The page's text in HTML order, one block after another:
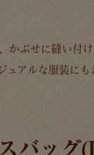
かぶせに縫い付
アルな服装にも
バッグ